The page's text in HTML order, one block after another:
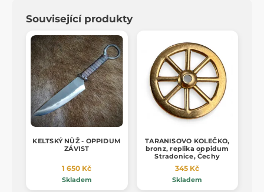
Související produkty
KELTSKÝ NŮŽ - OPPIDUM
ZÁVIST
1 650 Kč
Skladem
TARANISOVO KOLEČKO,
bronz, replika oppidum
Stradonice, Čechy
345 Kč
Skladem